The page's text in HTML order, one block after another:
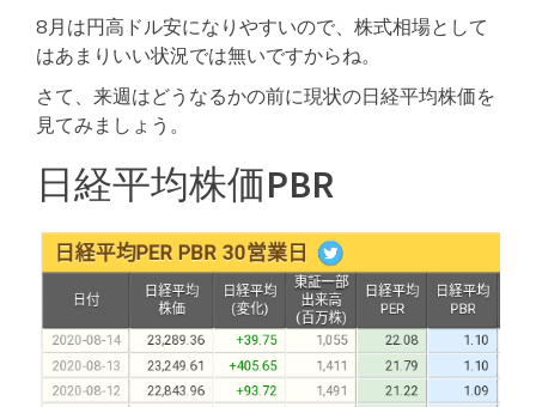
8月は円高ドル安になりやすいので、株式相場として
はあまりいい状況では無いですからね。
さて、来週はどうなるかの前に現状の日経平均株価を
見てみましょう。
日経平均株価PBR